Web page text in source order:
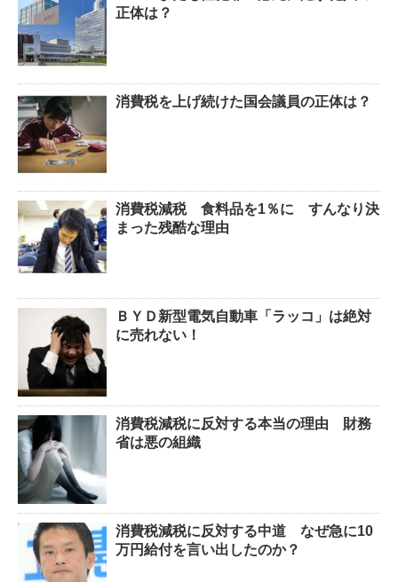
正体は？
消費税を上げ続けた国会議員の正体は？
消費税減税 食料品を1％に すんなり決
まった残酷な理由
ＢＹＤ新型電気自動車「ラッコ」は絶対
に売れない！
消費税減税に反対する本当の理由 財務
省は悪の組織
消費税減税に反対する中道 なぜ急に10
万円給付を言い出したのか？